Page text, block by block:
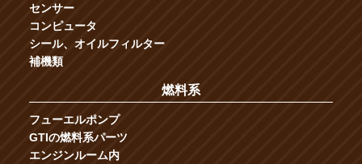
センサー
コンピュータ
シール、オイルフィルター
補機類
燃料系
フューエルポンプ
GTIの燃料系パーツ
エンジンルーム内